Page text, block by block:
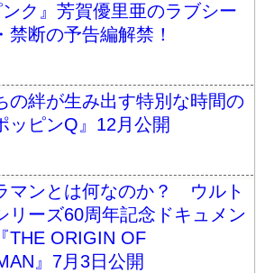
ンク』芳賀優里亜のラブシー
禁断の予告編解禁！
の絆が生み出す特別な時間の
ッピンQ』12月公開
マンとは何なのか？ ウルト
リーズ60周年記念ドキュメン
THE ORIGIN OF
』7月3日公開